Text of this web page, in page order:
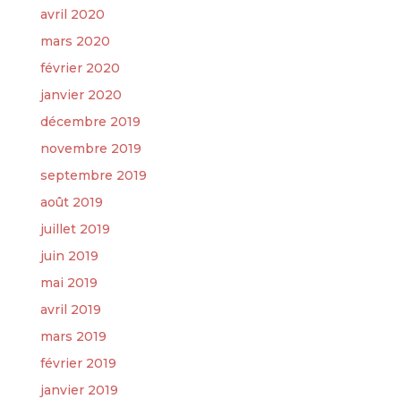
avril 2020
mars 2020
février 2020
janvier 2020
décembre 2019
novembre 2019
septembre 2019
août 2019
juillet 2019
juin 2019
mai 2019
avril 2019
mars 2019
février 2019
janvier 2019